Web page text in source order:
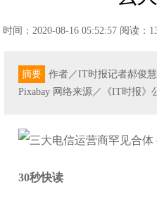
时间：2020-08-16 05:52:57 阅读：
摘要
作者／IT时报记者郝俊
Pixabay 网络来源／《IT时报》
30秒快读